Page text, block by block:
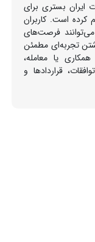
ایران بستری برای
کرده است. کاربران
فرصت‌های
تجربه‌ای مطمئن
یا معامله،
قراردادها و